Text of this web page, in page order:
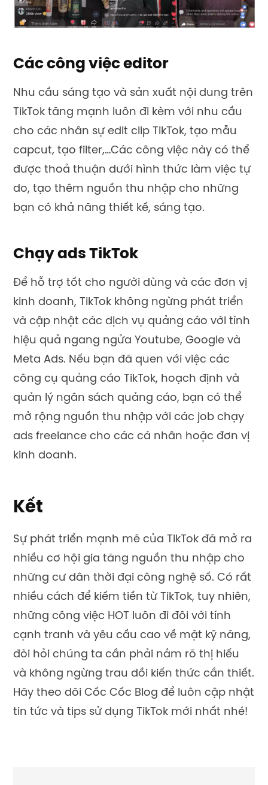
Các công việc editor
Nhu cầu sáng tạo và sản xuất nội dung trên
TikTok tăng mạnh luôn đi kèm với nhu cầu
cho các nhân sự edit clip TikTok, tạo mẫu
capcut, tạo filter,…Các công việc này có thể
được thoả thuận dưới hình thức làm việc tự
do, tạo thêm nguồn thu nhập cho những
bạn có khả năng thiết kế, sáng tạo.
Chạy ads TikTok
Để hỗ trợ tốt cho người dùng và các đơn vị
kinh doanh, TikTok không ngừng phát triển
và cập nhật các dịch vụ quảng cáo với tính
hiệu quả ngang ngửa Youtube, Google và
Meta Ads. Nếu bạn đã quen với việc các
công cụ quảng cáo TikTok, hoạch định và
quản lý ngân sách quảng cáo, bạn có thể
mở rộng nguồn thu nhập với các job chạy
ads freelance cho các cá nhân hoặc đơn vị
kinh doanh.
Kết
Sự phát triển mạnh mẽ của TikTok đã mở ra
nhiều cơ hội gia tăng nguồn thu nhập cho
những cư dân thời đại công nghệ số. Có rất
nhiều cách để kiếm tiền từ TikTok, tuy nhiên,
những công việc HOT luôn đi đôi với tính
cạnh tranh và yêu cầu cao về mặt kỹ năng,
đòi hỏi chúng ta cần phải nắm rõ thị hiếu
và không ngừng trau dồi kiến thức cần thiết.
Hãy theo dõi Cốc Cốc Blog để luôn cập nhật
tin tức và tips sử dụng TikTok mới nhất nhé!